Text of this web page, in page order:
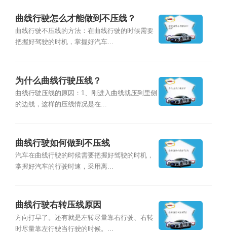
曲线行驶怎么才能做到不压线？
曲线行驶不压线的方法：在曲线行驶的时候需要
把握好驾驶的时机，掌握好汽车...
为什么曲线行驶压线？
曲线行驶压线的原因：1、刚进入曲线就压到里侧
的边线，这样的压线情况是在...
曲线行驶如何做到不压线
汽车在曲线行驶的时候需要把握好驾驶的时机，
掌握好汽车的行驶时速，采用离...
曲线行驶右转压线原因
方向打早了。还有就是左转尽量靠右行驶、右转
时尽量靠左行驶当行驶的时候。...